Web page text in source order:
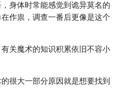
身体时常能感觉到诡异莫名的
作祟，调查一番后更像是这个
关魔术的知识积累依旧不容小
很大一部分原因就是想要找到